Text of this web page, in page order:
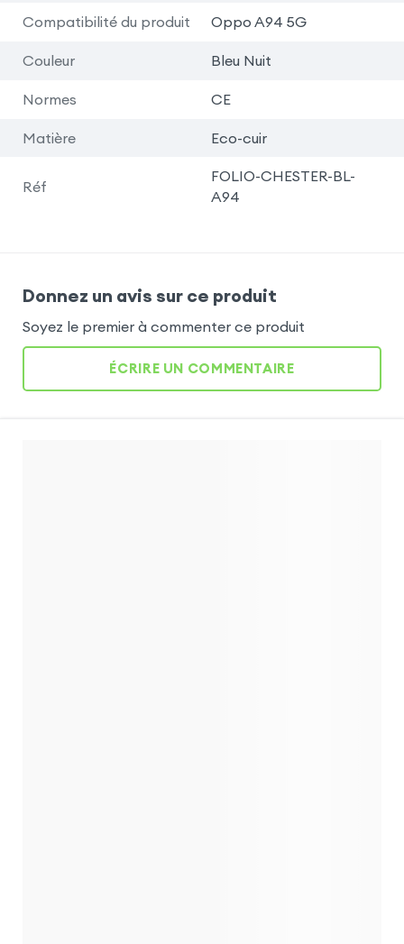
Compatibilité du produit Oppo A94 5G
Couleur Bleu Nuit
Normes CE
Matière Eco-cuir
Réf
FOLIO-CHESTER-BL-
A94
Donnez un avis sur ce produit
Soyez le premier à commenter ce produit
ÉCRIRE UN COMMENTAIRE